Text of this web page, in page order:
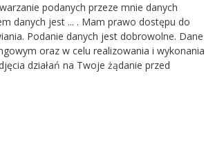
podanych przeze mnie danych
danych jest ... . Mam prawo dostępu do
Podanie danych jest dobrowolne. Dane
oraz w celu realizowania i wykonania
działań na Twoje żądanie przed